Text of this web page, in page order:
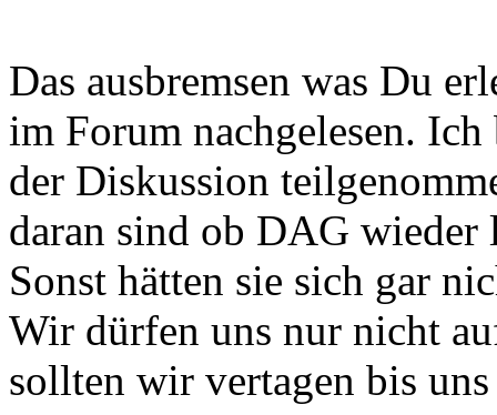
Das ausbremsen was Du
im Forum nachgelesen.
der Diskussion
daran sind ob DAG
Sonst hätten sie sich gar
Wir dürfen uns nur nicht
sollten wir vertagen bis